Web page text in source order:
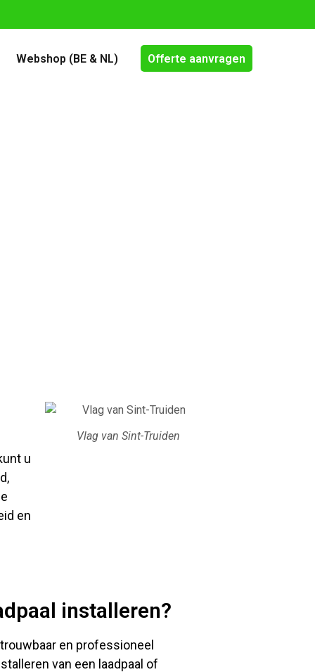
Webshop (BE & NL) Offerte aanvragen
u
en
Vlag van Sint-Truiden
installeren?
en professioneel
van een laadpaal of